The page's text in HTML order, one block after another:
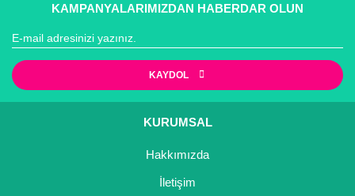
KAMPANYALARIMIZDAN HABERDAR OLUN
KAYDOL
KURUMSAL
Hakkımızda
İletişim